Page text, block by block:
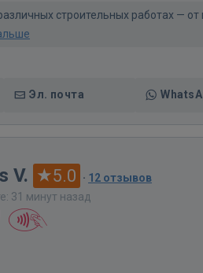
строительных работах —
Эл. почта
V. 5.0 · 12 отзывов
31 минут назад